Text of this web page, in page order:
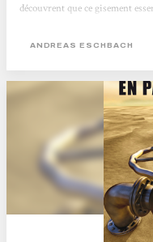
découvrent que ce gisement
consommation provoque une
lancent une opération...
ANDREAS ESCHBACH